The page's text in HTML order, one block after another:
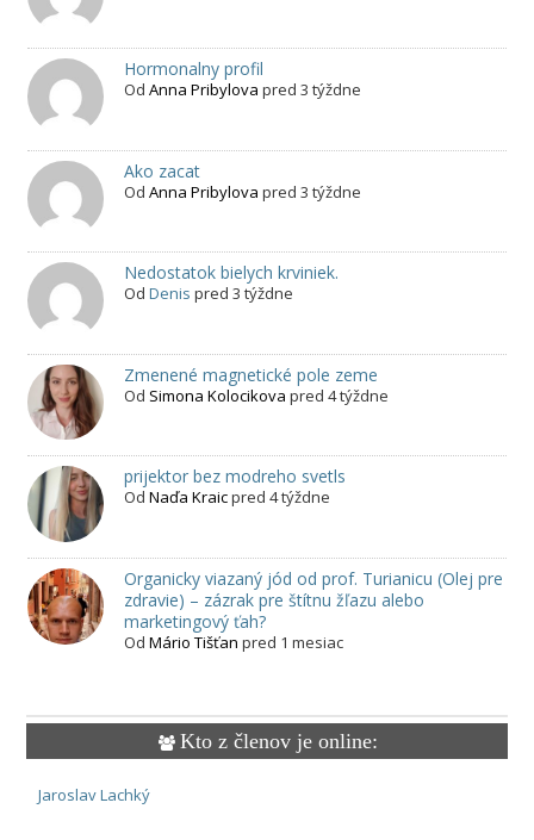
Hormonalny profil
Od Anna Pribylova pred 3 týždne
Ako zacat
Od Anna Pribylova pred 3 týždne
Nedostatok bielych krviniek.
Od Denis pred 3 týždne
Zmenené magnetické pole zeme
Od Simona Kolocikova pred 4 týždne
prijektor bez modreho svetls
Od Naďa Kraicpred 4 týždne
Organicky viazaný jód od prof. Turianicu (Olej pre
zdravie) – zázrak pre štítnu žľazu alebo
marketingový ťah?
Od Mário Tišťan pred 1 mesiac
Kto z členov je online:
Jaroslav Lachký